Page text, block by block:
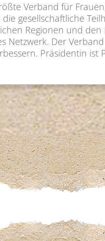
Verband für
gesellschaftliche
Regionen und
Der
Präsidentin ist